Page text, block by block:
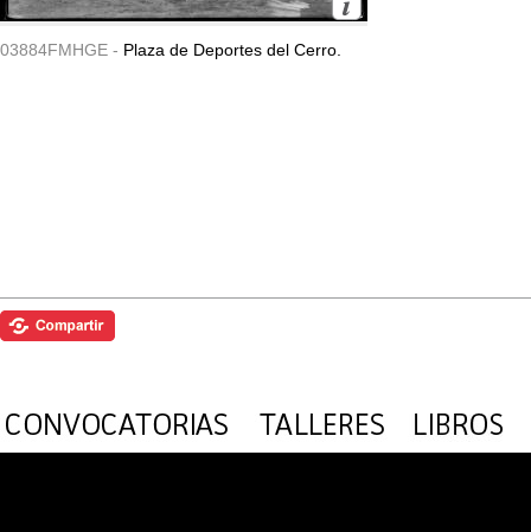
03884FMHGE - Plaza de Deportes del Cerro.